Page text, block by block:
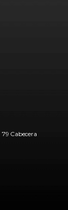
Cabecera